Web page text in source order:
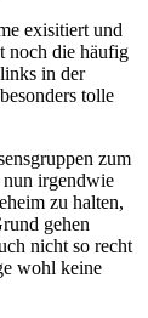
exisitiert und
noch die häufig
in der
tolle
zum
irgendwie
zu halten,
gehen
nicht so recht
wohl keine